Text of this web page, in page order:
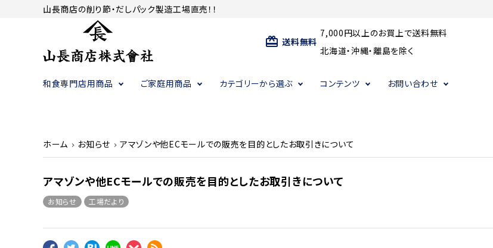
山長商店の削り節・だしパック製造工場直売！！
card_giftcard 送料無料
7,000円以上のお買上で送料無料
北海道・沖縄・離島を除く
和食専門店用商品 ご家庭用商品 カテゴリーから選ぶ コンテンツ お問い合わせ
ホーム お知らせ アマゾンや他ECモールでの販売を目的としたお取引きについて
アマゾンや他ECモールでの販売を目的としたお取引きについて
お知らせ 工場だより